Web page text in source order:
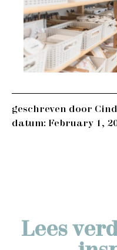
geschreven door
datum: February 1,
Lees